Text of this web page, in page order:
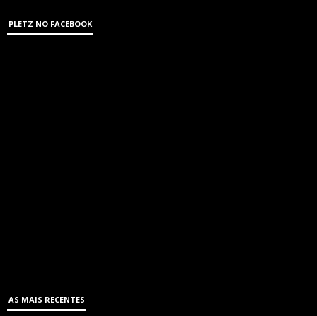
PLETZ NO FACEBOOK
AS MAIS RECENTES